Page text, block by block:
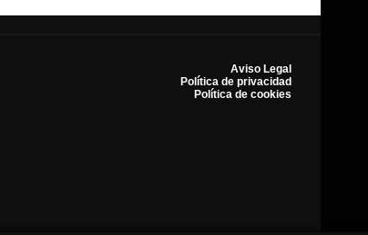
Aviso Legal
Política de privacidad
Política de cookies